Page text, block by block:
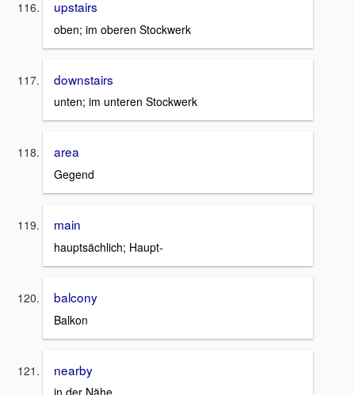
upstairs
oben; im oberen Stockwerk
downstairs
unten; im unteren Stockwerk
area
Gegend
main
hauptsächlich; Haupt-
balcony
Balkon
nearby